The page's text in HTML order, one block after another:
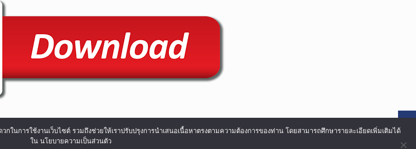
นการใช้งานเว็บไซต์ รวมถึงช่วยให้เราปรับปรุงการนำเสนอเนื้อหาตรงตามความต้องการของท่าน โดยสามารถศึกษารายละเอียดเพิ่มเติมได้
ใน นโยบายความเป็นส่วนตัว